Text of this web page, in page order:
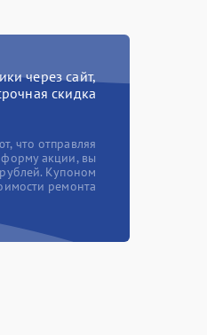
через сайт,
скидка
что отправляя
акции, вы
Купоном
ремонта